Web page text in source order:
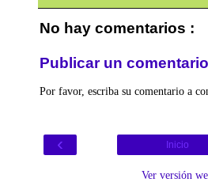
No hay comentarios :
Publicar un comentario
Por favor, escriba su comentario a
‹ Inicio
Ver versión